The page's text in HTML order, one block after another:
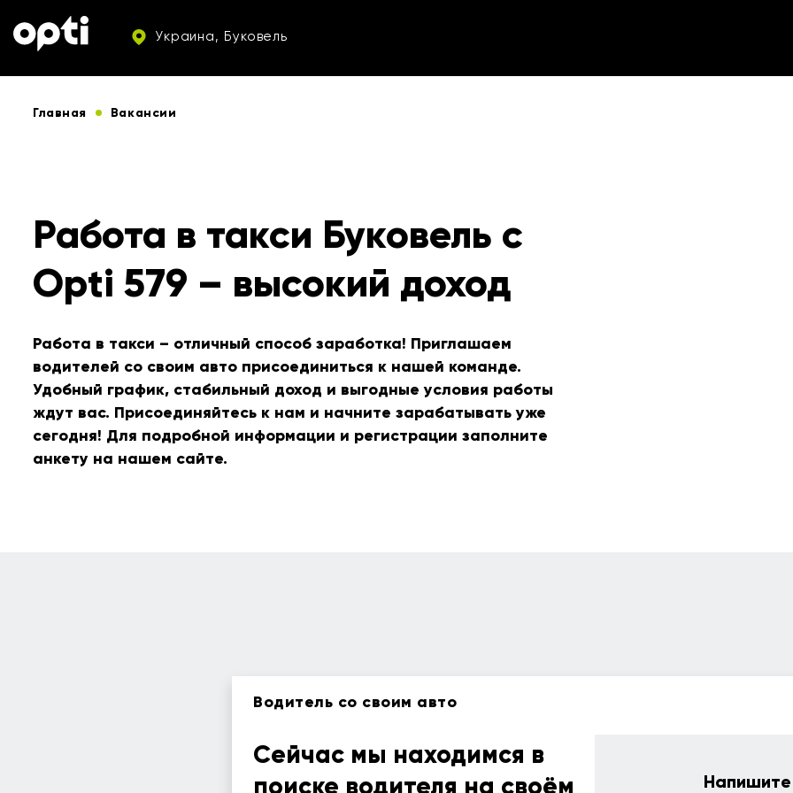
Украина, Буковель
Главная Вакансии
Работа в такси Буковель с
Opti 579 – высокий доход
Работа в такси – отличный способ заработка! Приглашаем
водителей со своим авто присоединиться к нашей команде.
Удобный график, стабильный доход и выгодные условия работы
ждут вас. Присоединяйтесь к нам и начните зарабатывать уже
сегодня! Для подробной информации и регистрации заполните
анкету на нашем сайте.
Водитель со своим авто
Сейчас мы находимся в
поиске водителя на своём